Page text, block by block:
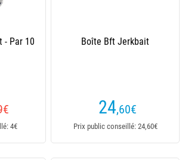
- Par 10
€
4€
Boîte Bft Jerkbait
24,60€
Prix public conseillé: 24,60€